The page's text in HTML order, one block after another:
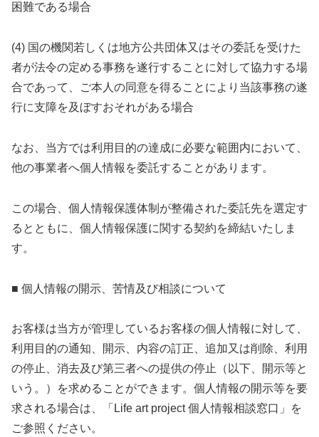
困難である場合
(4) 国の機関若しくは地方公共団体又はその委託を受けた
者が法令の定める事務を遂行することに対して協力する場
合であって、ご本人の同意を得ることにより当該事務の遂
行に支障を及ぼすおそれがある場合
なお、当方では利用目的の達成に必要な範囲内において、
他の事業者へ個人情報を委託することがあります。
この場合、個人情報保護体制が整備された委託先を選定す
るとともに、個人情報保護に関する契約を締結いたしま
す。
■ 個人情報の開示、苦情及び相談について
お客様は当方が管理しているお客様の個人情報に対して、
利用目的の通知、開示、内容の訂正、追加又は削除、利用
の停止、消去及び第三者への提供の停止（以下、開示等と
いう。）を求めることができます。個人情報の開示等を要
求される場合は、「Life art project 個人情報相談窓口」を
ご参照ください。